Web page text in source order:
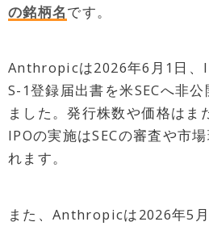
の銘柄名です。
Anthropicは2026年6月1日、
S-1登録届出書を米SECへ非
ました。発行株数や価格はま
IPOの実施はSECの審査や市
れます。
また、Anthropicは2026年5